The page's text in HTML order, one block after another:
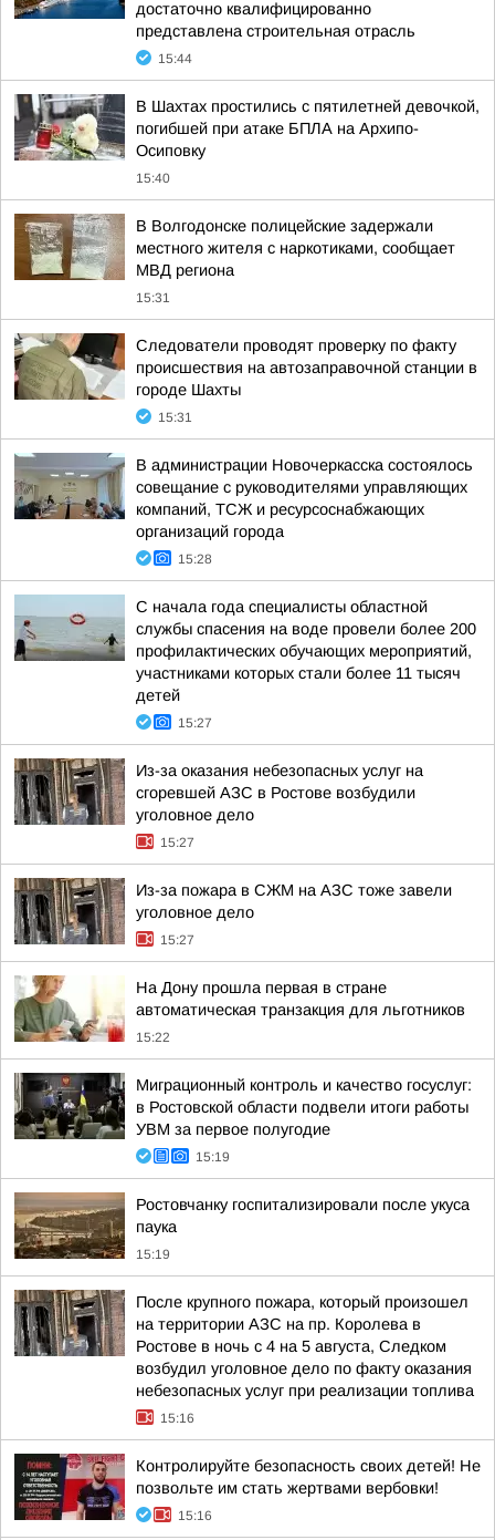
достаточно квалифицированно
представлена строительная отрасль
15:44
В Шахтах простились с пятилетней девочкой,
погибшей при атаке БПЛА на Архипо-
Осиповку
15:40
В Волгодонске полицейские задержали
местного жителя с наркотиками, сообщает
МВД региона
15:31
Следователи проводят проверку по факту
происшествия на автозаправочной станции в
городе Шахты
15:31
В администрации Новочеркасска состоялось
совещание с руководителями управляющих
компаний, ТСЖ и ресурсоснабжающих
организаций города
15:28
С начала года специалисты областной
службы спасения на воде провели более 200
профилактических обучающих мероприятий,
участниками которых стали более 11 тысяч
детей
15:27
Из-за оказания небезопасных услуг на
сгоревшей АЗС в Ростове возбудили
уголовное дело
15:27
Из-за пожара в СЖМ на АЗС тоже завели
уголовное дело
15:27
На Дону прошла первая в стране
автоматическая транзакция для льготников
15:22
Миграционный контроль и качество госуслуг:
в Ростовской области подвели итоги работы
УВМ за первое полугодие
15:19
Ростовчанку госпитализировали после укуса
паука
15:19
После крупного пожара, который произошел
на территории АЗС на пр. Королева в
Ростове в ночь с 4 на 5 августа, Следком
возбудил уголовное дело по факту оказания
небезопасных услуг при реализации топлива
15:16
Контролируйте безопасность своих детей! Не
позвольте им стать жертвами вербовки!
15:16